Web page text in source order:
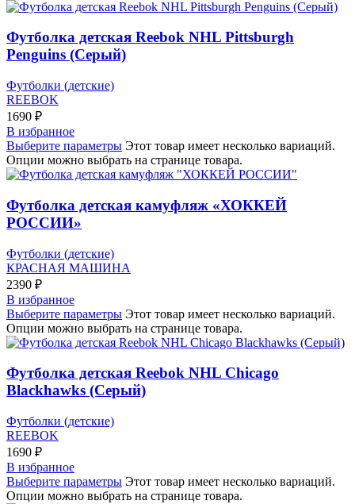
Футболка детская Reebok NHL Pittsburgh
Penguins (Серый)
Футболки (детские)
REEBOK
1690 ₽
В избранное
Выберите параметры Этот товар имеет несколько вариаций.
Опции можно выбрать на странице товара.
Футболка детская камуфляж «ХОККЕЙ
РОССИИ»
Футболки (детские)
КРАСНАЯ МАШИНА
2390 ₽
В избранное
Выберите параметры Этот товар имеет несколько вариаций.
Опции можно выбрать на странице товара.
Футболка детская Reebok NHL Chicago
Blackhawks (Серый)
Футболки (детские)
REEBOK
1690 ₽
В избранное
Выберите параметры Этот товар имеет несколько вариаций.
Опции можно выбрать на странице товара.